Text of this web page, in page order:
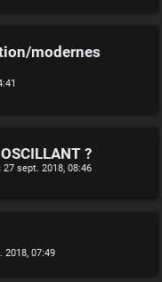
modernes
?
27 sept. 2018, 08:46
2018, 07:49